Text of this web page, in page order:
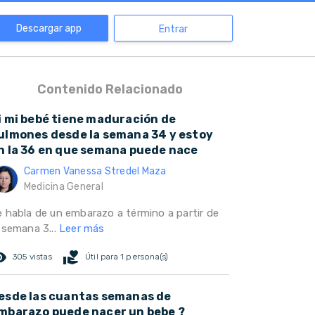
Descargar app Entrar
Contenido Relacionado
mi bebé tiene maduración de
desde la semana 34 y estoy
la 36 en que semana puede nace
Carmen Vanessa Stredel Maza
Medicina General
habla de un embarazo a término a partir de
3... Leer más
305 vistas volunteer_activism Útil para 1 persona(s)
las cuantas semanas de
puede nacer un bebe ?